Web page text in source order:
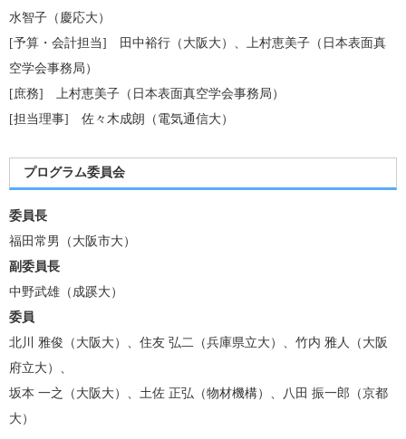
水智子（慶応大）
[予算・会計担当] 田中裕行（大阪大）、上村恵美子（日本表面真
空学会事務局）
[庶務] 上村恵美子（日本表面真空学会事務局）
[担当理事] 佐々木成朗（電気通信大）
プログラム委員会
委員長
福田常男（大阪市大）
副委員長
中野武雄（成蹊大）
委員
北川 雅俊（大阪大）、住友 弘二（兵庫県立大）、竹内 雅人（大阪
府立大）、
坂本 一之（大阪大）、土佐 正弘（物材機構）、八田 振一郎（京都
大）